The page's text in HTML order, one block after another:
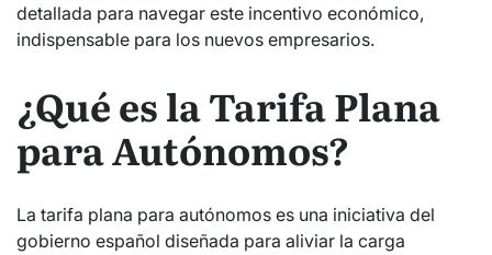
detallada para navegar este incentivo económico,
indispensable para los nuevos empresarios.
¿Qué es la Tarifa Plana
para Autónomos?
La tarifa plana para autónomos es una iniciativa del
gobierno español diseñada para aliviar la carga